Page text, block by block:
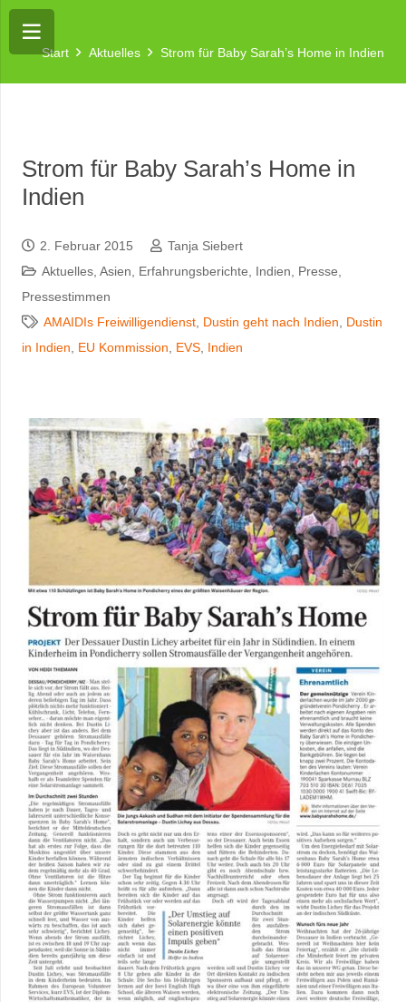
Start Aktuelles Strom für Baby Sarah’s Home in Indien
Strom für Baby Sarah’s Home in
Indien
2. Februar 2015
Tanja Siebert
Aktuelles, Asien Erfahrungsberichte Indien Presse
Pressestimmen
AMAIDIs Freiwilligendienst, Dustin geht nach Indien
Dustin
in Indien
EU Kommission EVS Indien